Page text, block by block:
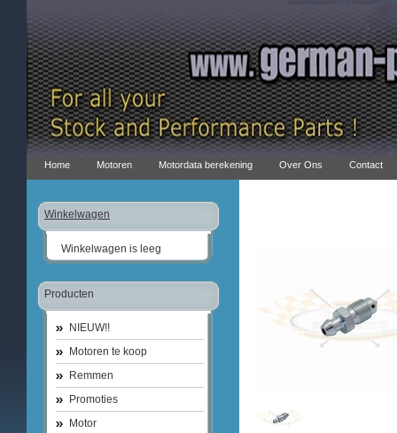
Home Motoren Motordata berekening Over Ons Contact
Winkelwagen
Winkelwagen is leeg
Producten
NIEUW!!
Motoren te koop
Remmen
Promoties
Motor